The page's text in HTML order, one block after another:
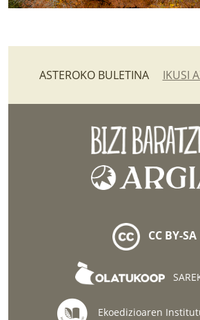
ASTEROKO BULETINA IKUSI
CC BY-SA
Ekoedizioaren